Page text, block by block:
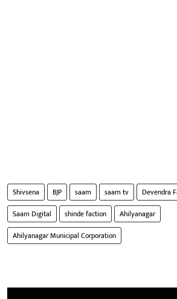
Shivsena BJP saam saam tv Devendra
Saam Digital
shinde faction
Ahilyanagar
Ahilyanagar Municipal Corporation